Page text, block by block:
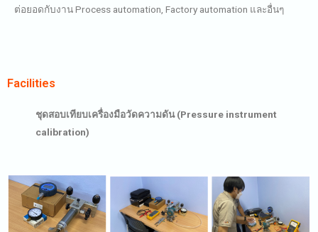
ต่อยอดกับงาน Process automation, Factory automation และอื่นๆ
Facilities
ชุดสอบเทียบเครื่องมือวัดความดัน (Pressure instrument
calibration)